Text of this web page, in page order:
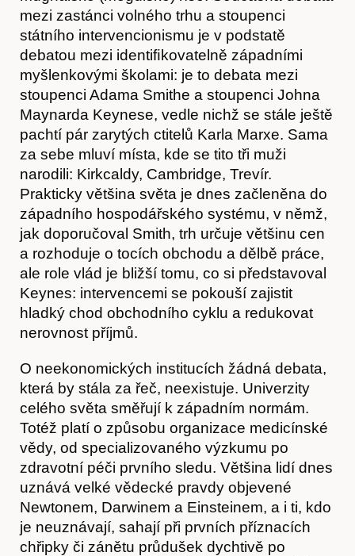
Obchod
mezi zastánci volného trhu a stoupenci
státního intervencionismu je v podstatě
debatou mezi identiﬁkovatelně západními
myšlenkovými školami: je to debata mezi
stoupenci Adama Smithe a stoupenci Johna
Maynarda Keynese, vedle nichž se stále ještě
pachtí pár zarytých ctitelů Karla Marxe. Sama
za sebe mluví místa, kde se tito tři muži
narodili: Kirkcaldy, Cambridge, Trevír.
Prakticky většina světa je dnes začleněna do
západního hospodářského systému, v němž,
jak doporučoval Smith, trh určuje většinu cen
a rozhoduje o tocích obchodu a dělbě práce,
ale role vlád je bližší tomu, co si představoval
Keynes: intervencemi se pokouší zajistit
hladký chod obchodního cyklu a redukovat
nerovnost příjmů.
O neekonomických institucích žádná debata,
která by stála za řeč, neexistuje. Univerzity
celého světa směřují k západním normám.
Totéž platí o způsobu organizace medicínské
vědy, od specializovaného výzkumu po
zdravotní péči prvního sledu. Většina lidí dnes
uznává velké vědecké pravdy objevené
Newtonem, Darwinem a Einsteinem, a i ti, kdo
je neuznávají, sahají při prvních příznacích
chřipky či zánětu průdušek dychtivě po